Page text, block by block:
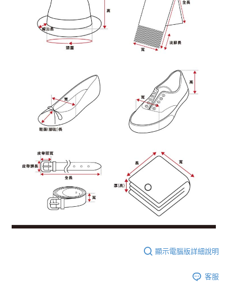
顯示電腦版詳細說明
客服